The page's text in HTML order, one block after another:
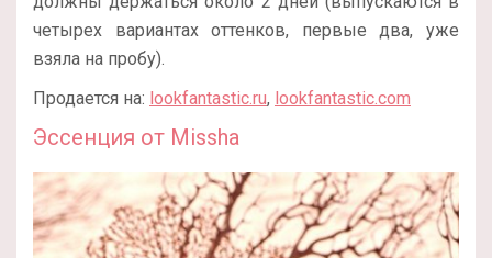
четырех вариантах оттенков, первые два, уже
взяла на пробу).
Продается на: lookfantastic.ru, lookfantastic.com
Эссенция от Missha